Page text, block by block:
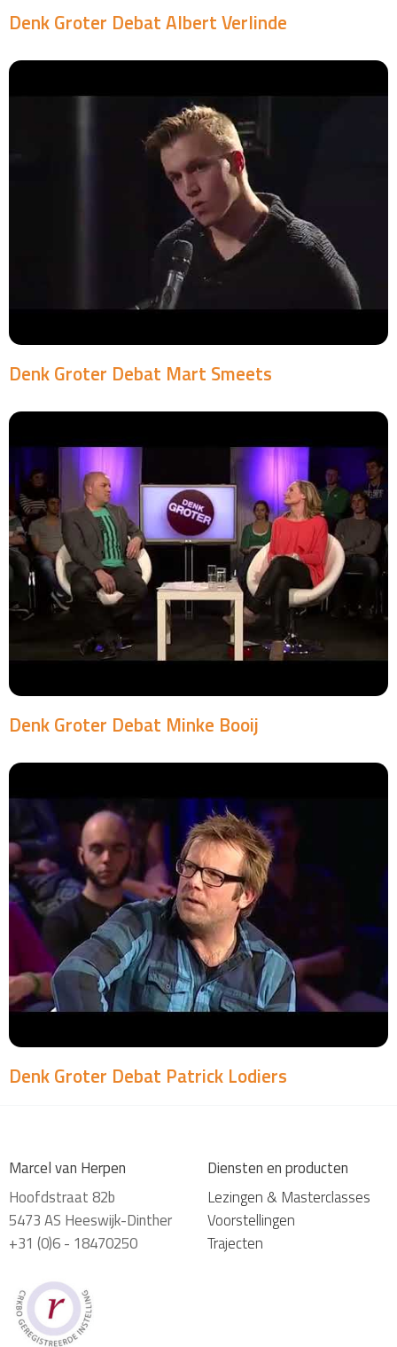
Denk Groter Debat Albert Verlinde
Denk Groter Debat Mart Smeets
Denk Groter Debat Minke Booij
Denk Groter Debat Patrick Lodiers
Marcel van Herpen
Hoofdstraat 82b
5473 AS Heeswijk-Dinther
+31 (0)6 - 18470250
Diensten en producten
Lezingen & Masterclasses
Voorstellingen
Trajecten